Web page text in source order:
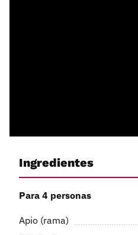
Ingredientes
Para 4 personas
Apio (rama)